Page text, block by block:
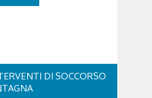
DI SOCCORSO